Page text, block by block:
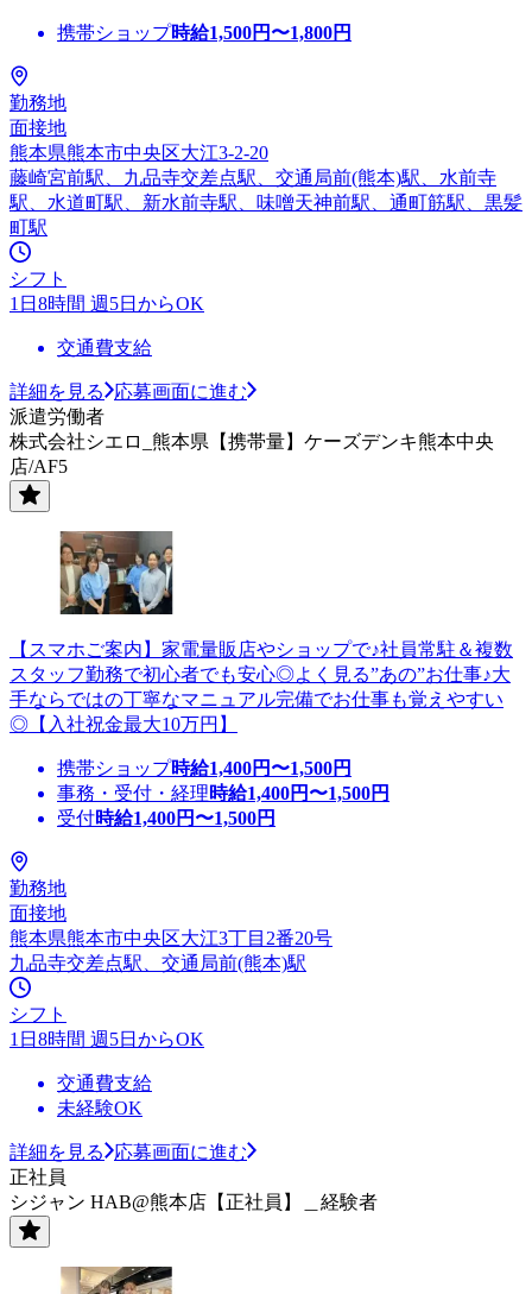
携帯ショップ時給1,500円〜1,800円
勤務地
面接地
熊本県熊本市中央区大江3-2-20
藤崎宮前駅、九品寺交差点駅、交通局前(熊本)駅、水前寺
駅、水道町駅、新水前寺駅、味噌天神前駅、通町筋駅、黒髪
町駅
シフト
1日8時間 週5日からOK
交通費支給
詳細を見る
応募画面に進む
派遣労働者
株式会社シエロ_熊本県【携帯量】ケーズデンキ熊本中央
店/AF5
【スマホご案内】家電量販店やショップで♪社員常駐＆複数
スタッフ勤務で初心者でも安心◎よく見る”あの”お仕事♪大
手ならではの丁寧なマニュアル完備でお仕事も覚えやすい
◎【入社祝金最大10万円】
携帯ショップ時給1,400円〜1,500円
事務・受付・経理時給1,400円〜1,500円
受付時給1,400円〜1,500円
勤務地
面接地
熊本県熊本市中央区大江3丁目2番20号
九品寺交差点駅、交通局前(熊本)駅
シフト
1日8時間 週5日からOK
交通費支給
未経験OK
詳細を見る
応募画面に進む
正社員
シジャン HAB@熊本店【正社員】＿経験者